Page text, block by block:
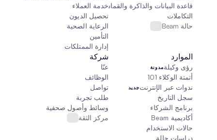
قاعدة البيانات والذاكرة والقماش
التكاملات
حالة Beam
خدمة العملاء
تحصيل الديون
الرعاية الصحية
التأمين
إدارة الممتلكات
الموارد
رؤى وكيلةمدونة
أتمتة الوكلاء 101
ندوات عبر الإنترنتجديد
سجل التاريخ
برنامج الشركاء
أكاديمية Beam
حالات الاستخدام
دراسات حالة
شركة
عنّا
الوظائف
تواصل
طلب تجربة
وسائط وأصول صحفية
مركز الثقة